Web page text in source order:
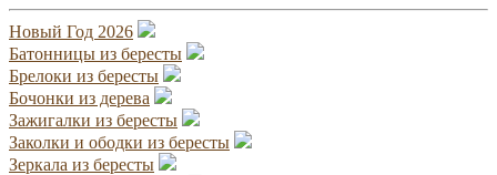
Новый Год 2026
Батонницы из бересты
Брелоки из бересты
Бочонки из дерева
Зажигалки из бересты
Заколки и ободки из бересты
Зеркала из бересты